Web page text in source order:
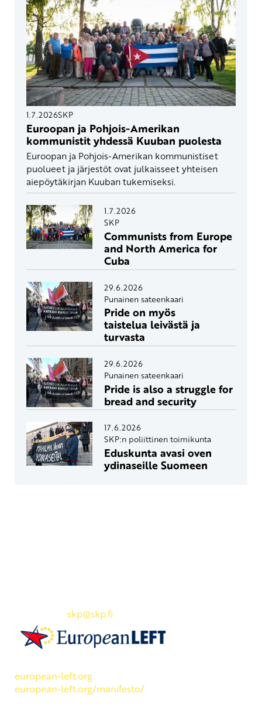
1.7.2026SKP
Euroopan ja Pohjois-Amerikan
kommunistit yhdessä Kuuban puolesta
Euroopan ja Pohjois-Amerikan kommunistiset
puolueet ja järjestöt ovat julkaisseet yhteisen
aiepöytäkirjan Kuuban tukemiseksi.
1.7.2026
SKP
Communists from Europe
and North America for
Cuba
29.6.2026
Punainen sateenkaari
Pride on myös
taistelua leivästä ja
turvasta
29.6.2026
Punainen sateenkaari
Pride is also a struggle for
bread and security
17.6.2026
SKP:n poliittinen toimikunta
Eduskunta avasi oven
ydinaseille Suomeen
skp@skp.fi
european-left.org
european-left.org/manifesto/